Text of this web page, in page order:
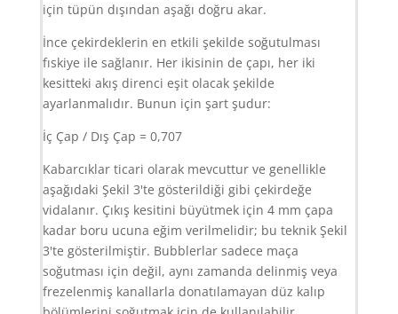
için tüpün dışından aşağı doğru akar.
İnce çekirdeklerin en etkili şekilde soğutulması
fıskiye ile sağlanır. Her ikisinin de çapı, her iki
kesitteki akış direnci eşit olacak şekilde
ayarlanmalıdır. Bunun için şart şudur:
İç Çap / Dış Çap = 0,707
Kabarcıklar ticari olarak mevcuttur ve genellikle
aşağıdaki Şekil 3'te gösterildiği gibi çekirdeğe
vidalanır. Çıkış kesitini büyütmek için 4 mm çapa
kadar boru ucuna eğim verilmelidir; bu teknik Şekil
3'te gösterilmiştir. Bubblerlar sadece maça
soğutması için değil, aynı zamanda delinmiş veya
frezelenmiş kanallarla donatılamayan düz kalıp